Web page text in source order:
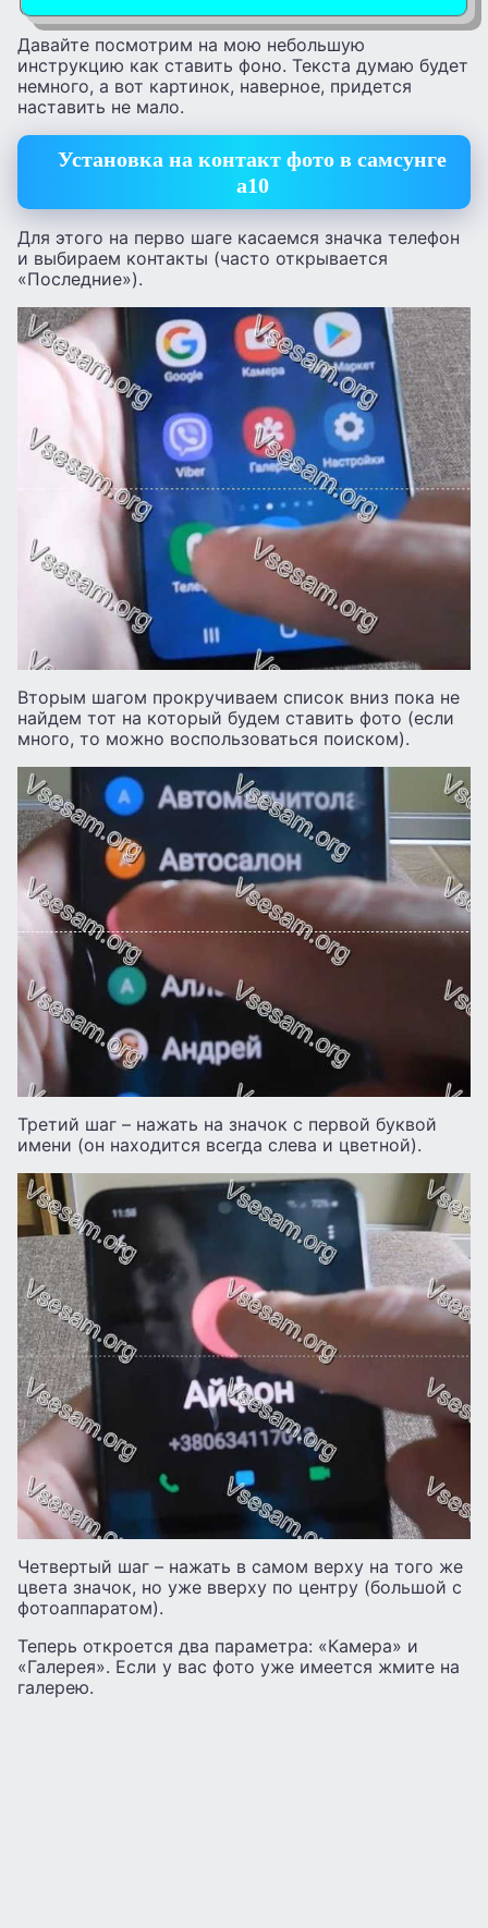
Давайте посмотрим на мою небольшую
инструкцию как ставить фоно. Текста думаю будет
немного, а вот картинок, наверное, придется
наставить не мало.
Установка на контакт фото в самсунге
а10
Для этого на перво шаге касаемся значка телефон
и выбираем контакты (часто открывается
«Последние»).
Вторым шагом прокручиваем список вниз пока не
найдем тот на который будем ставить фото (если
много, то можно воспользоваться поиском).
Третий шаг – нажать на значок с первой буквой
имени (он находится всегда слева и цветной).
Четвертый шаг – нажать в самом верху на того же
цвета значок, но уже вверху по центру (большой с
фотоаппаратом).
Теперь откроется два параметра: «Камера» и
«Галерея». Если у вас фото уже имеется жмите на
галерею.